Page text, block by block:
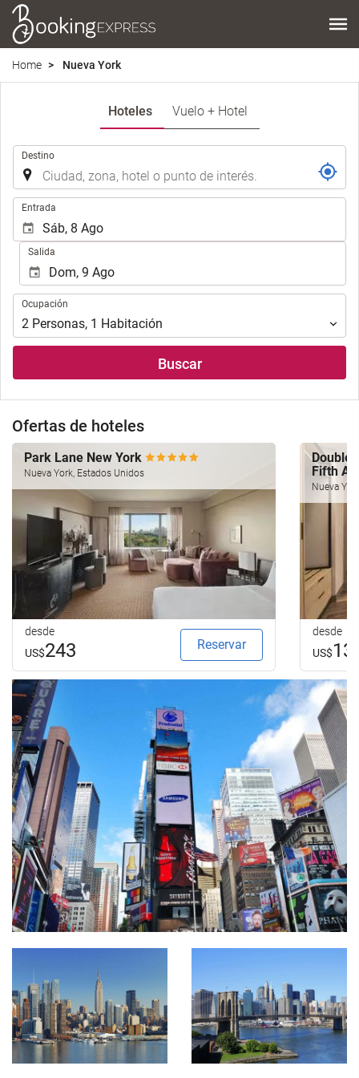
Home Nueva York
Hoteles Vuelo + Hotel
Destino
Entrada
Salida
Ocupación
Ocupación
2 Personas, 1 Habitación
Buscar
Ofertas de hoteles
Park Lane New York
Nueva York, Estados Unidos
desde
US$243 Reservar
Fifth
Nueva
desde
US$